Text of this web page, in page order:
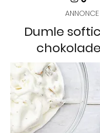
ANNONCE
Dumle